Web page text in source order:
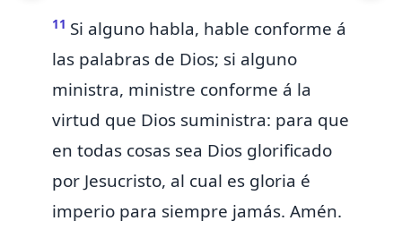
11 Si alguno habla, hable conforme á
las palabras de Dios; si alguno
ministra, ministre conforme á la
virtud que Dios suministra: para que
en todas cosas sea Dios glorificado
por Jesucristo, al cual es gloria é
imperio para siempre jamás. Amén.